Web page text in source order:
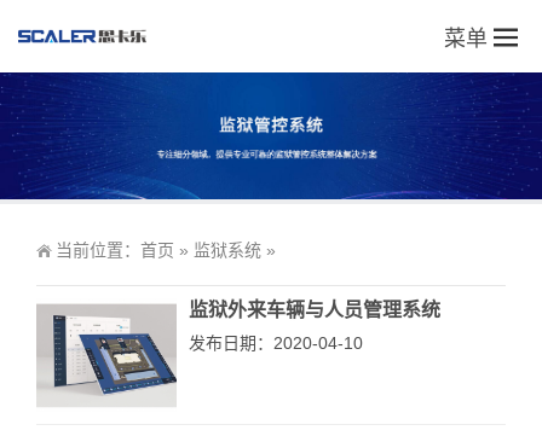
菜单
当前位置： 首页 » 监狱系统 »
监狱外来车辆与人员管理系统
发布日期：2020-04-10